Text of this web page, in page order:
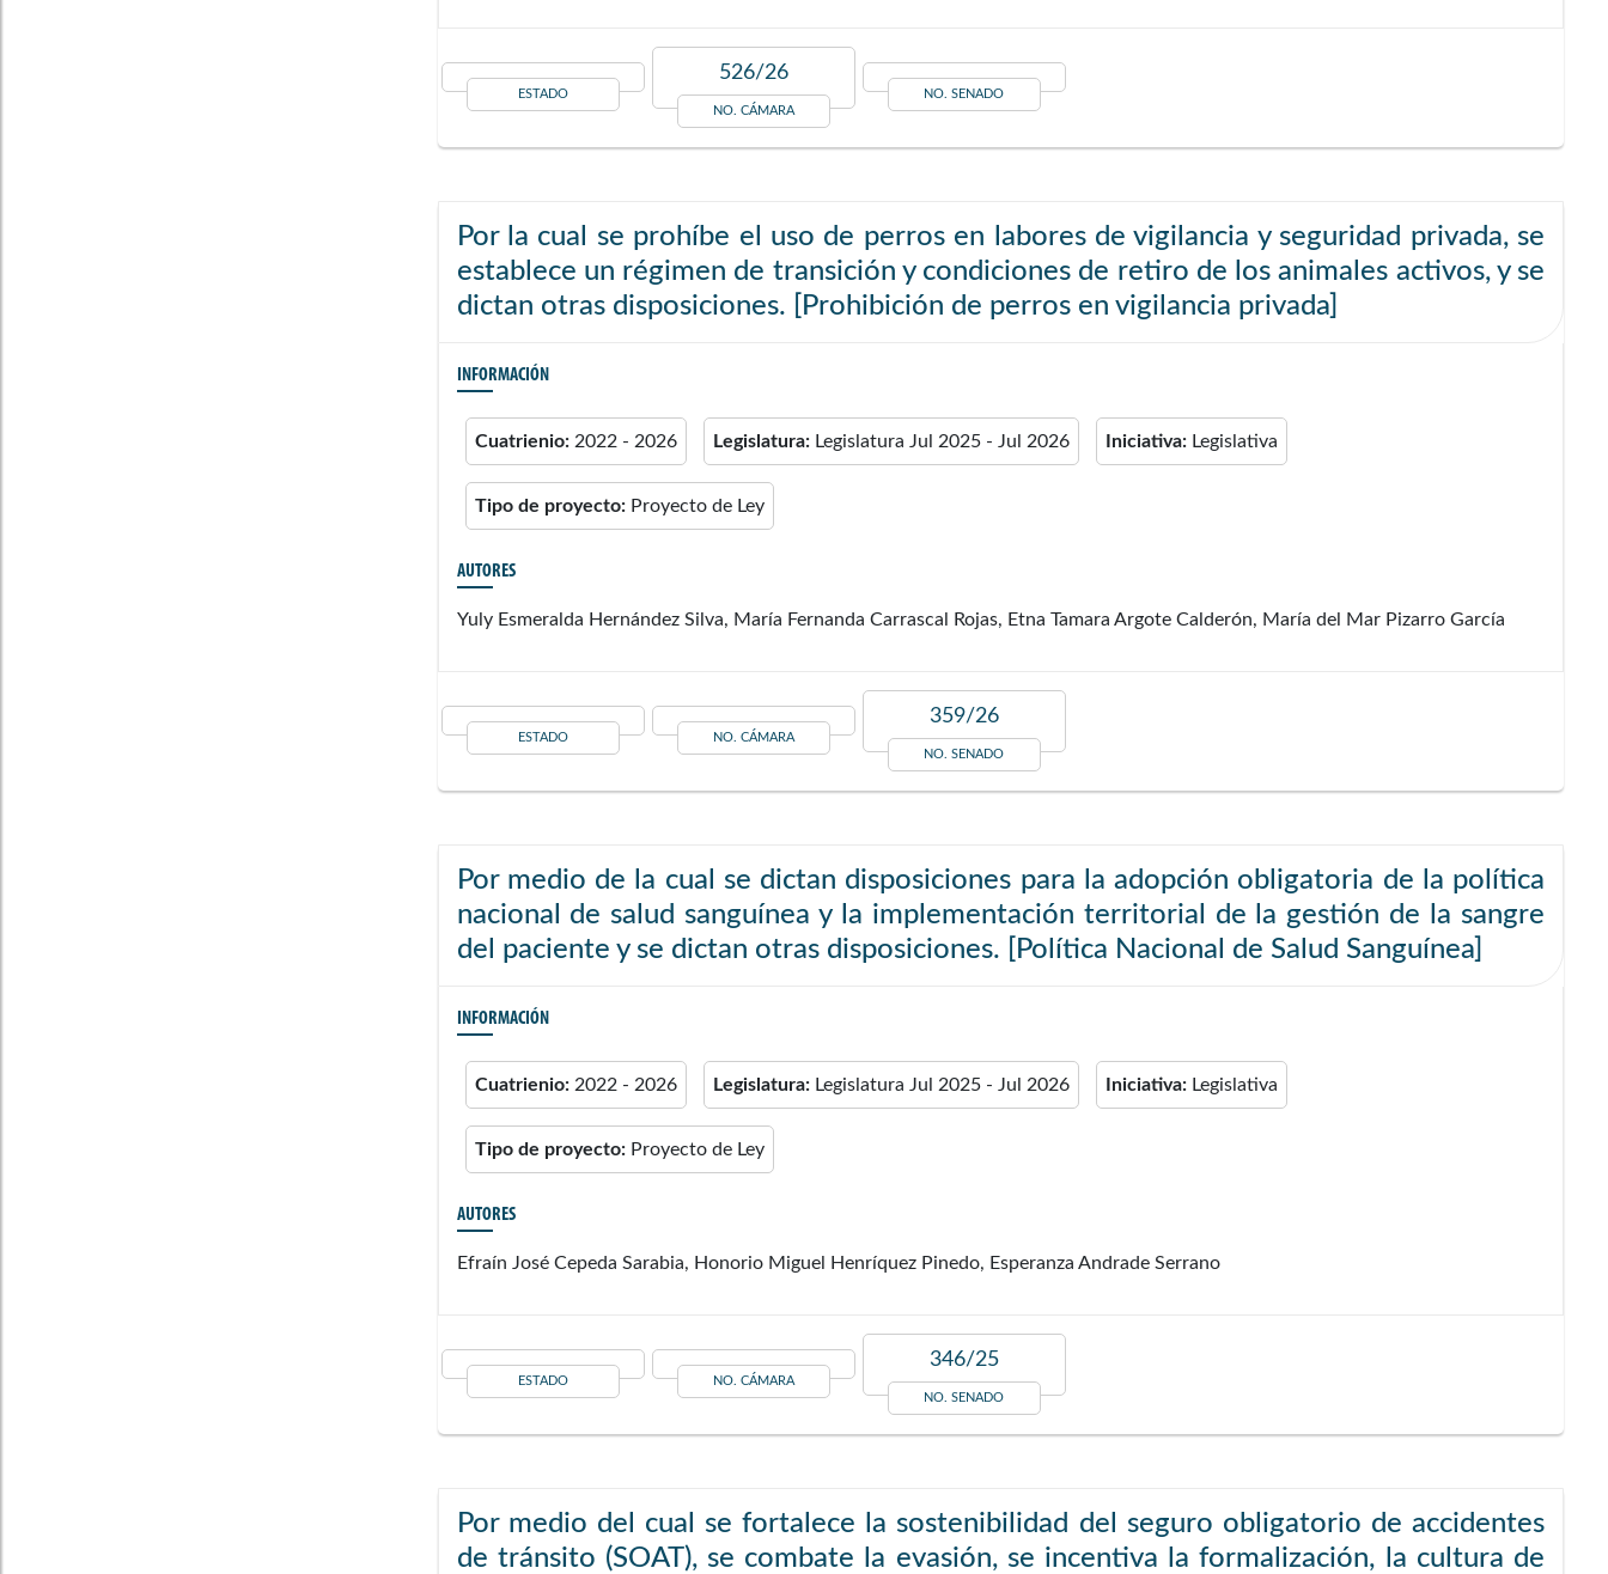
ESTADO
526/26
NO. CÁMARA
NO. SENADO
Por la cual se prohíbe el uso de perros en labores de vigilancia y seguridad privada, se
establece un régimen de transición y condiciones de retiro de los animales activos, y se
dictan otras disposiciones. [Prohibición de perros en vigilancia privada]
INFORMACIÓN
Cuatrienio: 2022 - 2026 Legislatura: Legislatura Jul 2025 - Jul 2026 Iniciativa: Legislativa
Tipo de proyecto: Proyecto de Ley
AUTORES
Yuly Esmeralda Hernández Silva, María Fernanda Carrascal Rojas, Etna Tamara Argote Calderón, María del Mar Pizarro García
ESTADO NO. CÁMARA
359/26
NO. SENADO
Por medio de la cual se dictan disposiciones para la adopción obligatoria de la política
nacional de salud sanguínea y la implementación territorial de la gestión de la sangre
del paciente y se dictan otras disposiciones. [Política Nacional de Salud Sanguínea]
INFORMACIÓN
Cuatrienio: 2022 - 2026 Legislatura: Legislatura Jul 2025 - Jul 2026 Iniciativa: Legislativa
Tipo de proyecto: Proyecto de Ley
AUTORES
Efraín José Cepeda Sarabia, Honorio Miguel Henríquez Pinedo, Esperanza Andrade Serrano
ESTADO NO. CÁMARA
346/25
NO. SENADO
Por medio del cual se fortalece la sostenibilidad del seguro obligatorio de accidentes
de tránsito (SOAT), se combate la evasión, se incentiva la formalización, la cultura de